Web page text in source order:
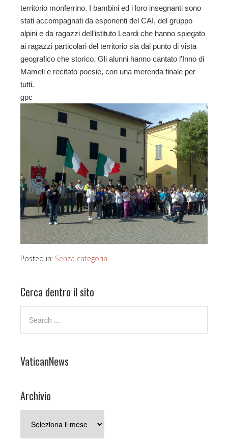
territorio monferrino. I bambini ed i loro insegnanti sono
stati accompagnati da esponenti del CAI, del gruppo
alpini e da ragazzi dell’istituto Leardi che hanno spiegato
ai ragazzi particolari del territorio sia dal punto di vista
geografico che storico. Gli alunni hanno cantato l’Inno di
Mameli e recitato poesie, con una merenda finale per
tutti.
gpc
Posted in: Senza categoria
Cerca dentro il sito
VaticanNews
Archivio